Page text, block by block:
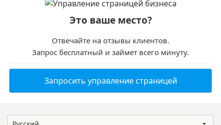
Это ваше место?
Отвечайте на отзывы клиентов.
Запрос бесплатный и займет всего минуту.
Запросить управление страницей